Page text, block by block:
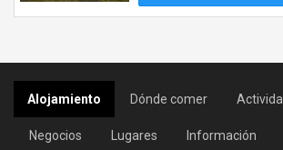
Alojamiento Dónde comer
Negocios Lugares Información